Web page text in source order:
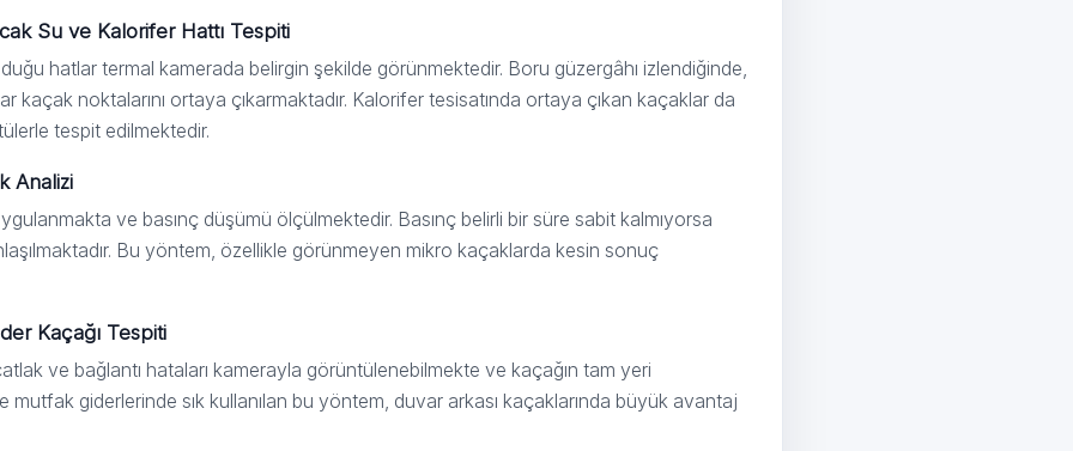
Su ve Kalorifer Hattı Tespiti
hatlar termal kamerada belirgin şekilde görünmektedir. Boru güzergâhı izlendiğinde,
kaçak noktalarını ortaya çıkarmaktadır. Kalorifer tesisatında ortaya çıkan kaçaklar da
tespit edilmektedir.
Analizi
ve basınç düşümü ölçülmektedir. Basınç belirli bir süre sabit kalmıyorsa
Bu yöntem, özellikle görünmeyen mikro kaçaklarda kesin sonuç
Kaçağı Tespiti
ve bağlantı hataları kamerayla görüntülenebilmekte ve kaçağın tam yeri
mutfak giderlerinde sık kullanılan bu yöntem, duvar arkası kaçaklarında büyük avantaj